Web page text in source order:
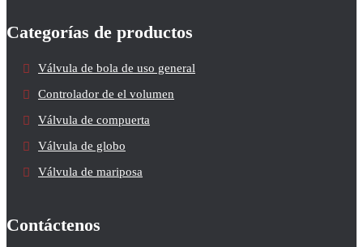
Categorías de productos
Válvula de bola de uso general
Controlador de el volumen
Válvula de compuerta
Válvula de globo
Válvula de mariposa
Contáctenos